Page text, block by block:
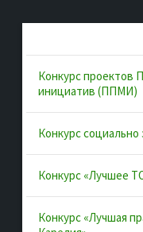
Об ассоциации
Документы
Муниципальные
Конкурсы и лучшие
Контакты
Полезные ссылки
Конкурс проектов
инициатив (ППМИ)
Конкурс
Конкурс «Лучшее
Конкурс «Лучшая